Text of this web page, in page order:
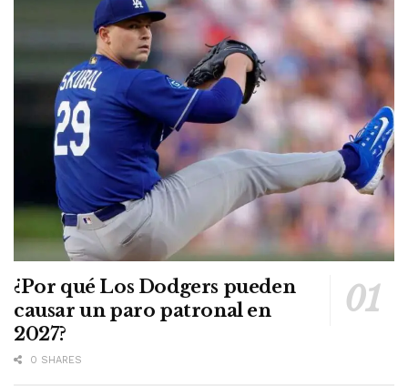
¿Por qué Los Dodgers pueden
causar un paro patronal en
2027?
0 SHARES